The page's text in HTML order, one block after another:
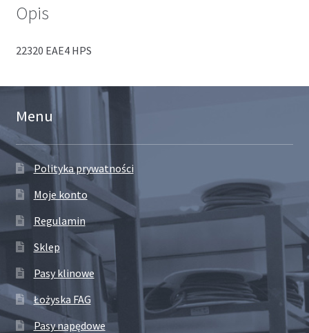
Opis
22320 EAE4 HPS
Menu
Polityka prywatności
Moje konto
Regulamin
Sklep
Pasy klinowe
Łożyska FAG
Pasy napędowe